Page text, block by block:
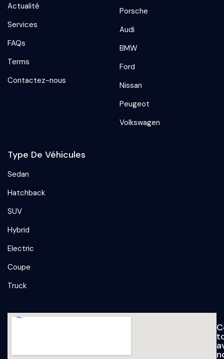
Actualité
Services
FAQs
Terms
Contactez-nous
Porsche
Audi
BMW
Ford
Nissan
Peugeot
Volkswagen
Type De Véhicules
Sedan
Hatchback
SUV
Hybrid
Electric
Coupe
Truck